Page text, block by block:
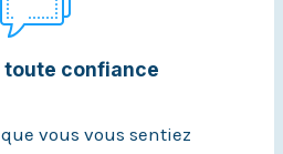
toute confiance
vous vous sentiez